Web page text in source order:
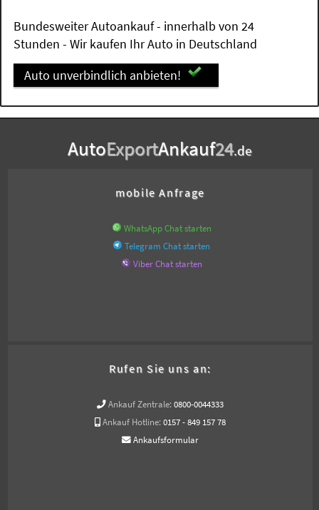
Bundesweiter Autoankauf - innerhalb von 24
Stunden - Wir kaufen Ihr Auto in Deutschland
Auto unverbindlich anbieten!
AutoExportAnkauf24.de
mobile Anfrage
WhatsApp Chat starten
Telegram Chat starten
Viber Chat starten
Rufen Sie uns an:
Ankauf Zentrale: 0800-0044333
Ankauf Hotline: 0157 - 849 157 78
Ankaufsformular